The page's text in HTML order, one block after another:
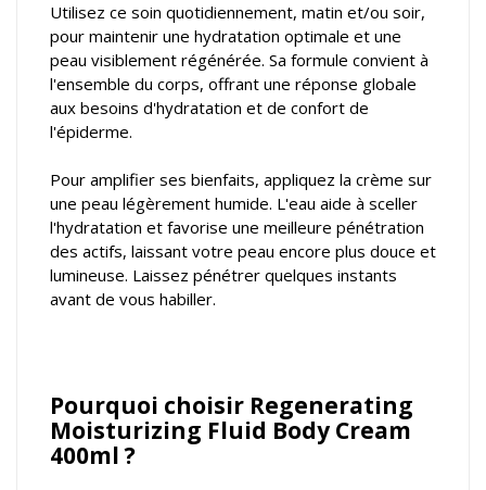
Utilisez ce soin quotidiennement, matin et/ou soir,
pour maintenir une hydratation optimale et une
peau visiblement régénérée. Sa formule convient à
l'ensemble du corps, offrant une réponse globale
aux besoins d'hydratation et de confort de
l'épiderme.
Pour amplifier ses bienfaits, appliquez la crème sur
une peau légèrement humide. L'eau aide à sceller
l'hydratation et favorise une meilleure pénétration
des actifs, laissant votre peau encore plus douce et
lumineuse. Laissez pénétrer quelques instants
avant de vous habiller.
Pourquoi choisir Regenerating
Moisturizing Fluid Body Cream
400ml ?